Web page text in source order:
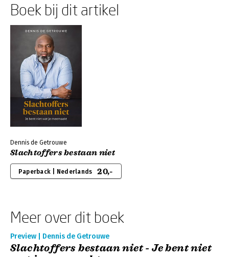
Boek bij dit artikel
Dennis de Getrouwe
Slachtoffers bestaan niet
Paperback | Nederlands 20,-
Meer over dit boek
Preview | Dennis de Getrouwe
Slachtoffers bestaan niet - Je bent niet